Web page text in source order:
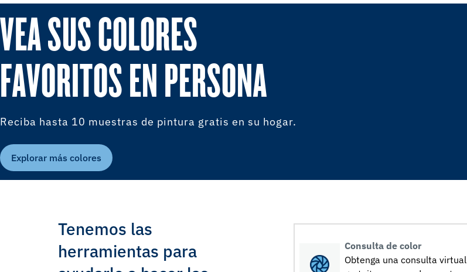
VEA SUS COLORES
FAVORITOS EN PERSONA
Reciba hasta 10 muestras de pintura gratis en su hogar.
Explorar más colores
Tenemos las
herramientas para
Consulta de color
Obtenga una consulta virtual